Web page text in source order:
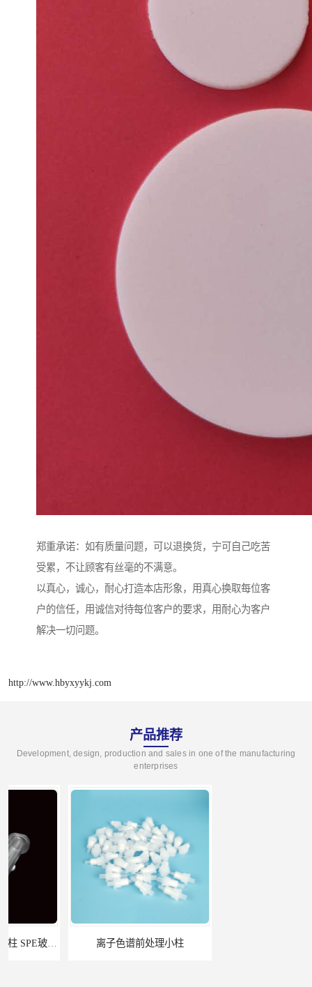
郑重承诺：如有质量问题，可以退换货，宁可自己吃苦
受累，不让顾客有丝毫的不满意。
以真心，诚心，耐心打造本店形象，用真心换取每位客
户的信任，用诚信对待每位客户的要求，用耐心为客户
解决一切问题。
http://www.hbyxyykj.com
产品推荐
Development, design, production and sales in one of the manufacturing
enterprises
离子色谱前处理小柱​